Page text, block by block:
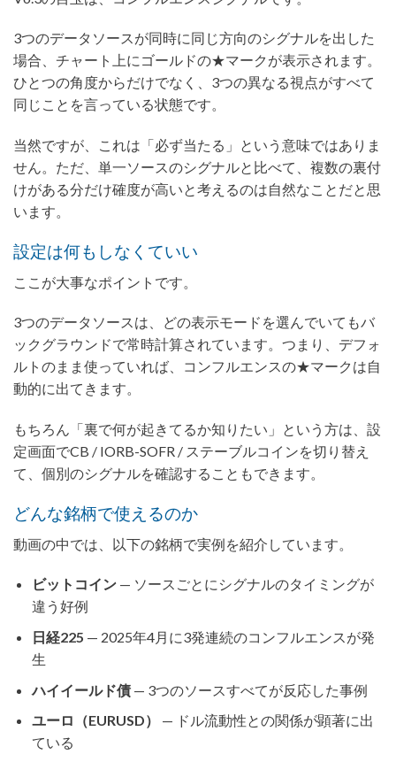
3つのデータソースが同時に同じ方向のシグナルを出した
場合、チャート上にゴールドの★マークが表示されます。
ひとつの角度からだけでなく、3つの異なる視点がすべて
同じことを言っている状態です。
当然ですが、これは「必ず当たる」という意味ではありま
せん。ただ、単一ソースのシグナルと比べて、複数の裏付
けがある分だけ確度が高いと考えるのは自然なことだと思
います。
設定は何もしなくていい
ここが大事なポイントです。
3つのデータソースは、どの表示モードを選んでいてもバ
ックグラウンドで常時計算されています。つまり、デフォ
ルトのまま使っていれば、コンフルエンスの★マークは自
動的に出てきます。
もちろん「裏で何が起きてるか知りたい」という方は、設
定画面でCB / IORB-SOFR / ステーブルコインを切り替え
て、個別のシグナルを確認することもできます。
どんな銘柄で使えるのか
動画の中では、以下の銘柄で実例を紹介しています。
ビットコイン— ソースごとにシグナルのタイミングが
違う好例
日経225 — 2025年4月に3発連続のコンフルエンスが発
生
ハイイールド債— 3つのソースすべてが反応した事例
ユーロ（EURUSD）
— ドル流動性との関係が顕著に出
ている